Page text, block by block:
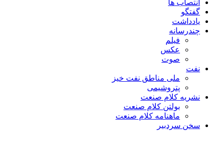
انتصاب ها
گفتگو
یادداشت
چندرسانه
فیلم
عکس
صوت
نفت
ملی مناطق نفت خیز
پتروشیمی
نشریه کلام صنعت
بولتن کلام صنعت
ماهنامه کلام صنعت
سخن سردبیر